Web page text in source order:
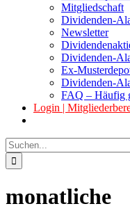
Mitgliedschaft
Dividenden-
Newsletter
Dividenden-
Ex-
Dividenden-
FAQ – Häufig
Login |
Suche
nach:
monatliche